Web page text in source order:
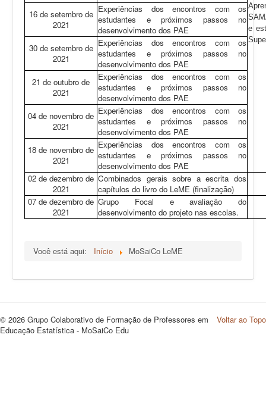
e
16 de setembro de
2021
Experiências dos encontros com os
estudantes e próximos passos no
desenvolvimento dos PAE
30 de setembro de
2021
Experiências dos encontros com os
estudantes e próximos passos no
desenvolvimento dos PAE
21 de outubro de
2021
Experiências dos encontros com os
estudantes e próximos passos no
desenvolvimento dos PAE
04 de novembro de
2021
Experiências dos encontros com os
estudantes e próximos passos no
desenvolvimento dos PAE
18 de novembro de
2021
Experiências dos encontros com os
estudantes e próximos passos no
desenvolvimento dos PAE
02 de dezembro de
2021
Combinados gerais sobre a escrita dos
capítulos do livro do LeME (finalização)
07 de dezembro de
2021
Grupo Focal e avaliação do
desenvolvimento do projeto nas escolas.
Você está aqui: Início MoSaiCo LeME
Voltar ao Topo
© 2026 Grupo Colaborativo de Formação de Professores em
Educação Estatística - MoSaiCo Edu